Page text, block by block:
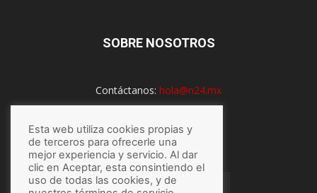
SOBRE NOSOTROS
Contáctanos: hola@n24.mx
SÍGUENOS
Esta web utiliza cookies propias y
de terceros para ofrecerle una
mejor experiencia y servicio. Al dar
clic en Aceptar, esta consintiendo el
uso de todas las cookies, y de